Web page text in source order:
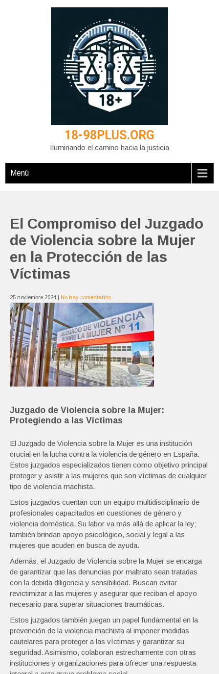
18-98PLUS.ORG
Iluminando el camino hacia la justicia
Menú
El Compromiso del Juzgado
de Violencia sobre la Mujer
en la Protección de las
Víctimas
25 noviembre 2024 | No hay comentarios
Juzgado de Violencia sobre la Mujer:
Protegiendo a las Víctimas
El Juzgado de Violencia sobre la Mujer es una institución
crucial en la lucha contra la violencia de género en España.
Estos juzgados especializados tienen como objetivo principal
proteger y asistir a las mujeres que son víctimas de cualquier
tipo de violencia machista.
Estos juzgados cuentan con un equipo multidisciplinario de
profesionales capacitados en cuestiones de género y
violencia doméstica. Su labor va más allá de aplicar la ley;
también brindan apoyo psicológico, social y legal a las
mujeres que acuden en busca de ayuda.
Además, el Juzgado de Violencia sobre la Mujer se encarga
de garantizar que las denuncias por maltrato sean tratadas
con la debida diligencia y sensibilidad. Buscan evitar
revictimizar a las mujeres y asegurar que reciban el apoyo
necesario para superar situaciones traumáticas.
Estos juzgados también juegan un papel fundamental en la
prevención de la violencia machista al imponer medidas
cautelares para proteger a las víctimas y garantizar su
seguridad. Asimismo, colaboran estrechamente con otras
instituciones y organizaciones para ofrecer una respuesta